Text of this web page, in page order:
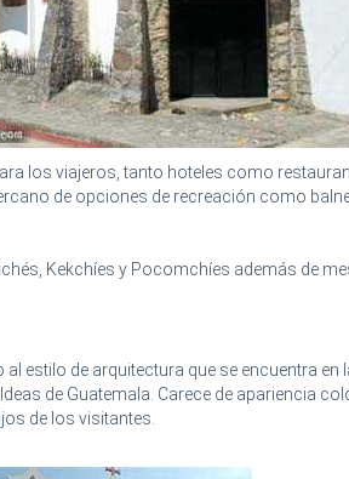
los viajeros, tanto hoteles como
de opciones de recreación como
Kekchíes y Pocomchíes además de
estilo de arquitectura que se encuentra en
de Guatemala. Carece de apariencia
de los visitantes.